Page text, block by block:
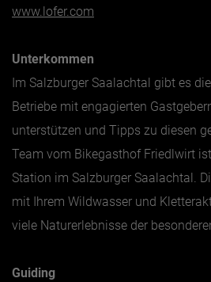
www.lofer.com
Unterkommen
Im Salzburger Saalachtal gibt es
Betriebe mit engagierten
unterstützen und Tipps zu diesen
Team vom Bikegasthof Friedlwirt
Station im Salzburger Saalachtal.
mit Ihrem Wildwasser und
viele Naturerlebnisse der
Guiding